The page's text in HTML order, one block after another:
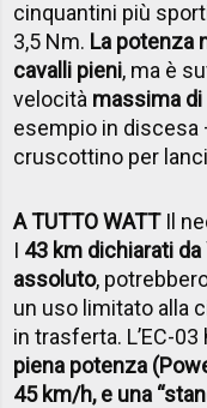
cinquantini più
3,5 Nm. La potenza
cavalli pieni, ma è
velocità massima
esempio in discesa
cruscottino per
A TUTTO WATTIl
I 43 km dichiarati
assoluto,
un uso limitato alla
in trasferta. L’EC-
piena potenza
45 km/h, e una